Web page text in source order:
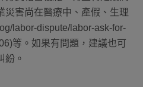
災害尚在醫療中、產假、生理
labor-dispute/labor-ask-for-
等。如果有問題，建議也可
紛。